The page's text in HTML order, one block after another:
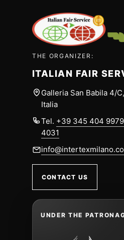
THE ORGANIZER:
ITALIAN FAIR
Galleria San Babila 4/
Italia
Tel. +39 345 404 9979
4031
CONTACT US
UNDER THE